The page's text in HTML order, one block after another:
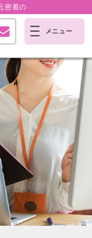
密着の